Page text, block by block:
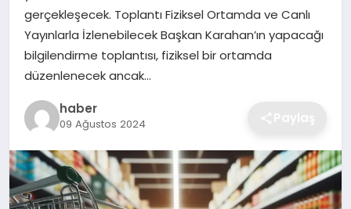
TEKNOLOJI
gerçekleşecek. Toplantı Fiziksel Ortamda ve Canlı
Yayınlarla İzlenebilecek Başkan Karahan’ın yapacağı
bilgilendirme toplantısı, fiziksel bir ortamda
düzenlenecek ancak…
haber
09 Ağustos 2024